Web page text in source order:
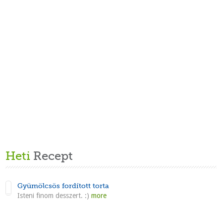
Heti Recept
Gyümölcsös fordított torta
Isteni finom desszert. :) more